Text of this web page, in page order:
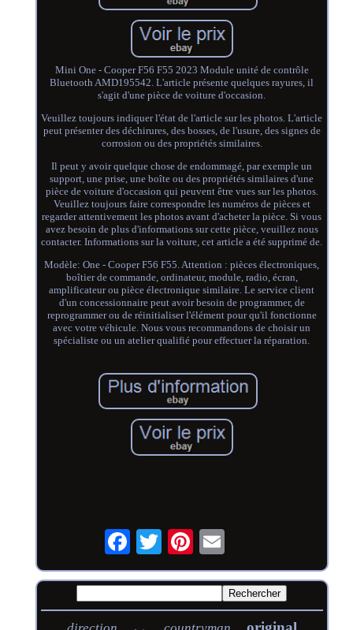
Mini One - Cooper F56 F55 2023 Module unité de contrôle
Bluetooth AMD195542. L'article présente quelques rayures, il
s'agit d'une pièce de voiture d'occasion.
Veuillez toujours indiquer l'état de l'article sur les photos. L'article
peut présenter des déchirures, des bosses, de l'usure, des signes de
corrosion ou des propriétés similaires.
Il peut y avoir quelque chose de endommagé, par exemple un
support, une prise, une boîte ou des propriétés similaires d'une
pièce de voiture d'occasion qui peuvent être vues sur les photos.
Veuillez toujours faire correspondre les numéros de pièces et
regarder attentivement les photos avant d'acheter la pièce. Si vous
avez besoin de plus d'informations sur cette pièce, veuillez nous
contacter. Informations sur la voiture, cet article a été supprimé de.
Modèle: One - Cooper F56 F55. Attention : pièces électroniques,
boîtier de commande, ordinateur, module, radio, écran,
amplificateur ou pièce électronique similaire. Le service client
d'un concessionnaire peut avoir besoin de programmer, de
reprogrammer ou de réinitialiser l'élément pour qu'il fonctionne
avec votre véhicule. Nous vous recommandons de choisir un
spécialiste ou un atelier qualifié pour effectuer la réparation.